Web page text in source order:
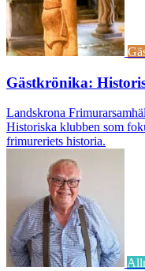
Gästkrönika:
Landskrona
Historiska klubben som
frimureriets historia.